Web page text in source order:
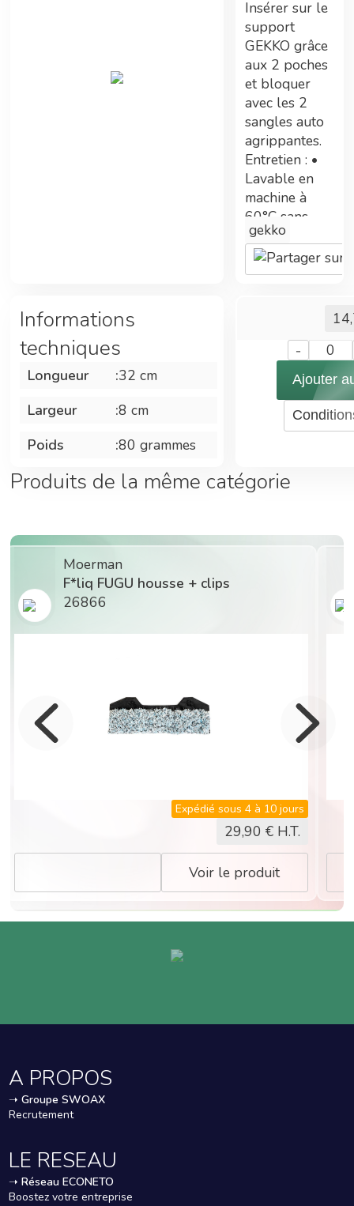
Tarifs préférentiels
Adhérent Econeto, vous avez participé au
financement de cette centrale vous permettant
maintenant de bénéficier de prix avantageux.
Double gains
En plus des tarifs préférentiels, commander
Insérer sur le
support
GEKKO grâce
aux 2 poches
et bloquer
avec les 2
sangles auto
agrippantes.
Entretien : •
Lavable en
machine à
60°C sans
adoucissant
plus de 150
fois selon
machine haute
pression. Les
points forts : •
Microfibre
grattante qui
puissance de
des vitres
drainage de
l'eau sale. •
Fort pouvoir
nettoyer les
vitres
horizontales (
gekko
Informations
techniques
Longueur :32 cm
Largeur
:8 cm
Poids
:80 grammes
- 0
Ajouter
Produits de la même catégorie
Moerman
F*liq FUGU housse + clips
26866
Expédié sous 4 à 10 jours
29,90 € H.T.
Voir le produit
A PROPOS
➝ Groupe SWOAX
Recrutement
LE RESEAU
➝ Réseau ECONETO
Boostez votre entreprise